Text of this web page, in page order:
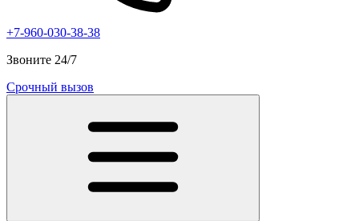
+7-960-030-38-38
Звоните 24/7
Срочный вызов